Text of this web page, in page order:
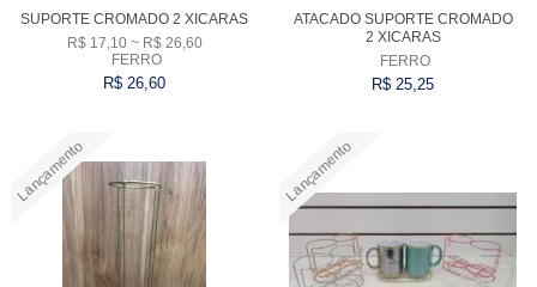
SUPORTE CROMADO 2 XICARAS
R$ 17,10 ~ R$ 26,60
FERRO
R$ 26,60
ATACADO SUPORTE CROMADO
2 XICARAS
FERRO
R$ 25,25
Lançamento Lançamento